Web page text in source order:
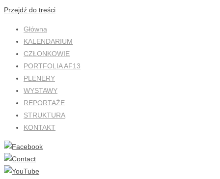
Przejdź do treści
Główna
KALENDARIUM
CZŁONKOWIE
PORTFOLIA AF13
PLENERY
WYSTAWY
REPORTAŻE
STRUKTURA
KONTAKT